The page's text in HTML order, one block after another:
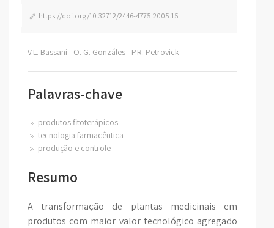
https://doi.org/10.32712/2446-4775.2005.15
V.L. Bassani O. G. Gonzáles P.R. Petrovick
Palavras-chave
produtos fitoterápicos
tecnologia farmacêutica
produção e controle
Resumo
A transformação de plantas medicinais em
produtos com maior valor tecnológico agregado